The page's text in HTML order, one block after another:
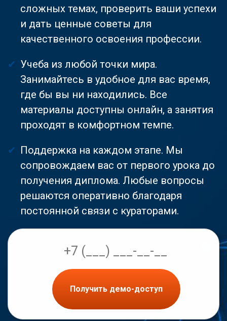
сложных темах, проверить ваши успехи
и дать ценные советы для
качественного освоения профессии.
Учеба из любой точки мира.
Занимайтесь в удобное для вас время,
где бы вы ни находились. Все
материалы доступны онлайн, а занятия
проходят в комфортном темпе.
Поддержка на каждом этапе. Мы
сопровождаем вас от первого урока до
получения диплома. Любые вопросы
решаются оперативно благодаря
постоянной связи с кураторами.
Получить демо-доступ